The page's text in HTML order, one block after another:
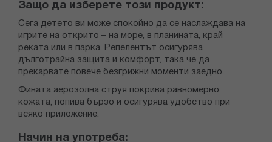
Защо да изберете този продукт:
Сега детето ви може спокойно да се наслаждава на
игрите на открито – на море, в планината, край
реката или в парка. Репелентът осигурява
дълготрайна защита и комфорт, така че да
прекарвате повече безгрижни моменти заедно.
Фината аерозолна струя покрива равномерно
кожата, попива бързо и осигурява удобство при
всяко приложение.
Начин на употреба: